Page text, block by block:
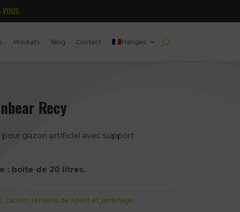
Produits Blog Contact Français
Recy
gazon artificiel avec support
: boîte de 20 litres.
, Gazon, terrains de sport et jardinage